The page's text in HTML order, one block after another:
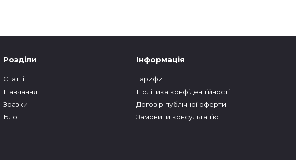
Розділи
Статтi
Навчання
Зразки
Блог
Інформація
Тарифи
Політика конфіденційності
Договір публічної оферти
Замовити консультацію